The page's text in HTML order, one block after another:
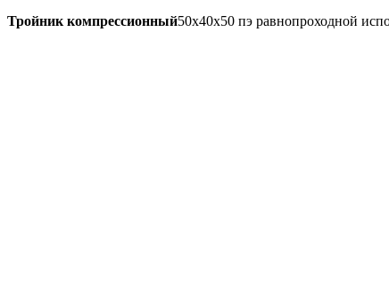
Тройник компрессионный50х40х50 пэ равнопроходной